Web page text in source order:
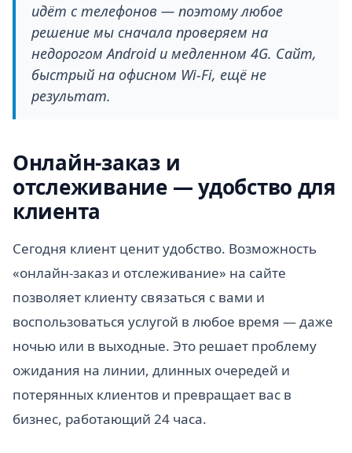
идёт с телефонов — поэтому любое
решение мы сначала проверяем на
недорогом Android и медленном 4G. Сайт,
быстрый на офисном Wi-Fi, ещё не
результат.
Онлайн-заказ и
отслеживание — удобство для
клиента
Сегодня клиент ценит удобство. Возможность
«онлайн-заказ и отслеживание» на сайте
позволяет клиенту связаться с вами и
воспользоваться услугой в любое время — даже
ночью или в выходные. Это решает проблему
ожидания на линии, длинных очередей и
потерянных клиентов и превращает вас в
бизнес, работающий 24 часа.